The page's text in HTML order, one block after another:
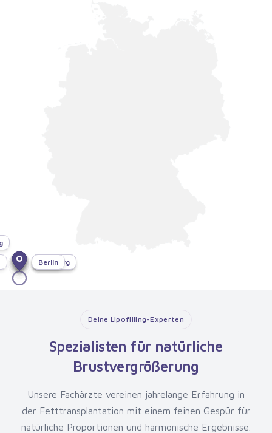
München
Bonn
Dresden
Hamburg
Berlin
Deine Lipofilling-Experten
Spezialisten für natürliche
Brustvergrößerung
Unsere Fachärzte vereinen jahrelange Erfahrung in
der Fetttransplantation mit einem feinen Gespür für
natürliche Proportionen und harmonische Ergebnisse.